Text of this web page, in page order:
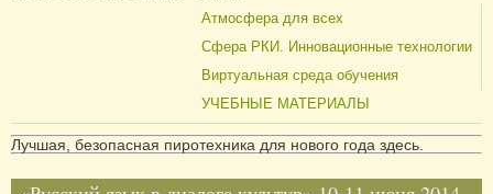
Атмосфера для всех
Сфера РКИ. Инновационные технологии
Виртуальная среда обучения
УЧЕБНЫЕ МАТЕРИАЛЫ
Лучшая, безопасная пиротехника для нового года здесь.